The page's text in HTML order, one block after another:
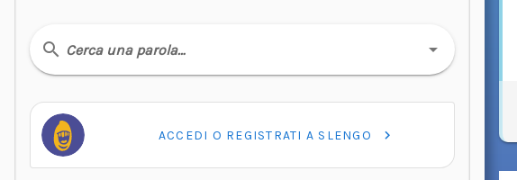
Cerca una parola…
ACCEDI O REGISTRATI A SLENGO